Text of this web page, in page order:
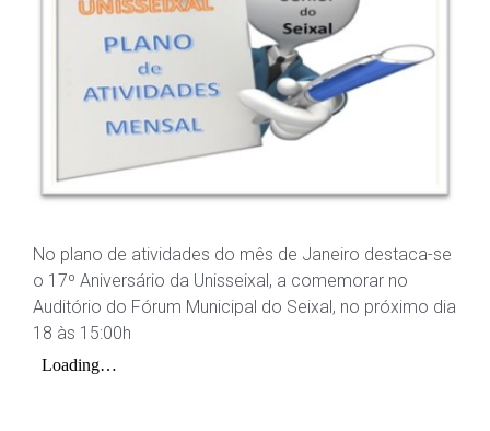
No plano de atividades do mês de Janeiro destaca-se
o 17º Aniversário da Unisseixal, a comemorar no
Auditório do Fórum Municipal do Seixal, no próximo dia
18 às 15:00h